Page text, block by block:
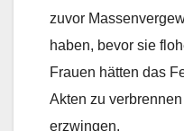
zuvor
haben, bevor sie
Frauen hätten das
Akten zu
erzwingen.